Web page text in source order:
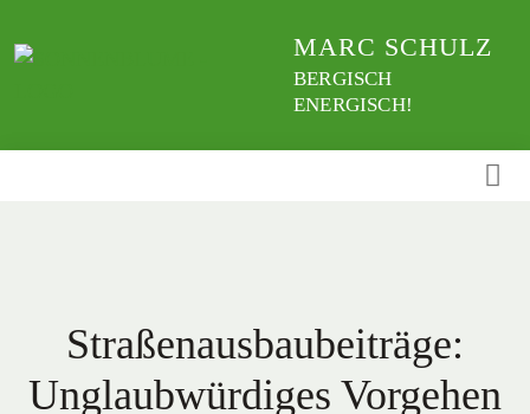
zum
MARC SCHULZ
BERGISCH
ENERGISCH!
Straßenausbaubeiträge:
Unglaubwürdiges Vorgehen